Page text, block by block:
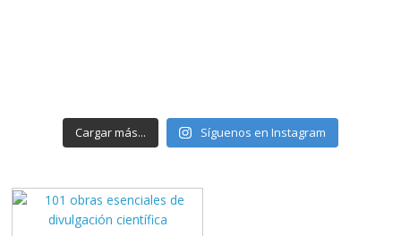
Cargar más... Síguenos en Instagram